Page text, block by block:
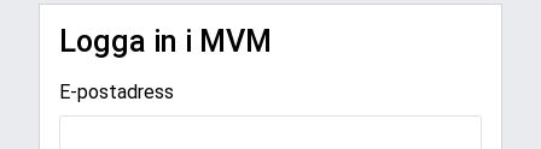
Logga in i MVM
E-postadress